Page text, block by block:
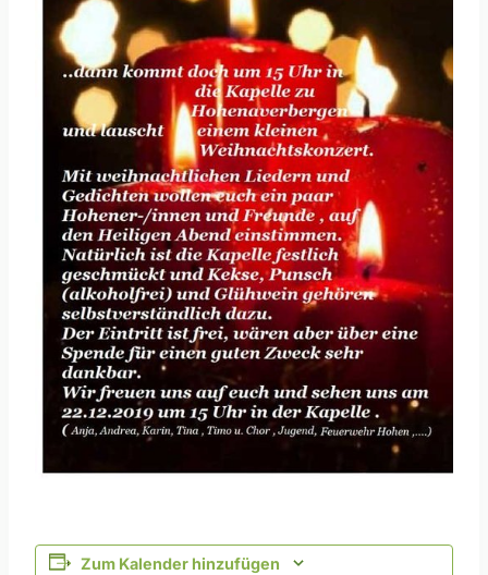
Zum Kalender hinzufügen